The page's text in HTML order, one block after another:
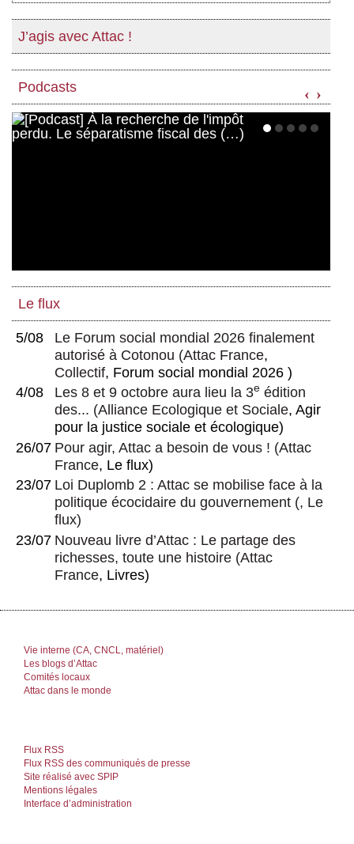
J’agis avec Attac !
Podcasts ‹ ›
Le flux
5/08
Le Forum social mondial 2026 finalement
autorisé à Cotonou (Attac France,
Collectif, Forum social mondial 2026 )
4/08
Les 8 et 9 octobre aura lieu la 3e édition
des... (Alliance Ecologique et Sociale, Agir
pour la justice sociale et écologique)
26/07 Pour agir, Attac a besoin de vous ! (Attac
France, Le flux)
23/07 Loi Duplomb 2 : Attac se mobilise face à la
politique écocidaire du gouvernement (, Le
flux)
23/07 Nouveau livre d’Attac : Le partage des
richesses, toute une histoire (Attac
France, Livres)
Vie interne (CA, CNCL, matériel)
Les blogs d’Attac
Comités locaux
Attac dans le monde
Flux RSS
Flux RSS des communiqués de presse
Site réalisé avec SPIP
Mentions légales
Interface d’administration